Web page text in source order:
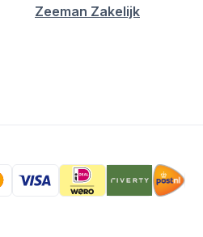
Zeeman Zakelijk